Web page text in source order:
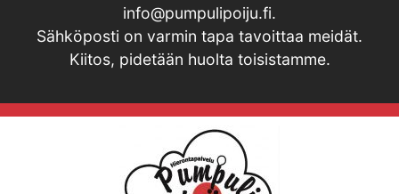
info@pumpulipoiju.fi.
Sähköposti on varmin tapa tavoittaa meidät.
Kiitos, pidetään huolta toisistamme.